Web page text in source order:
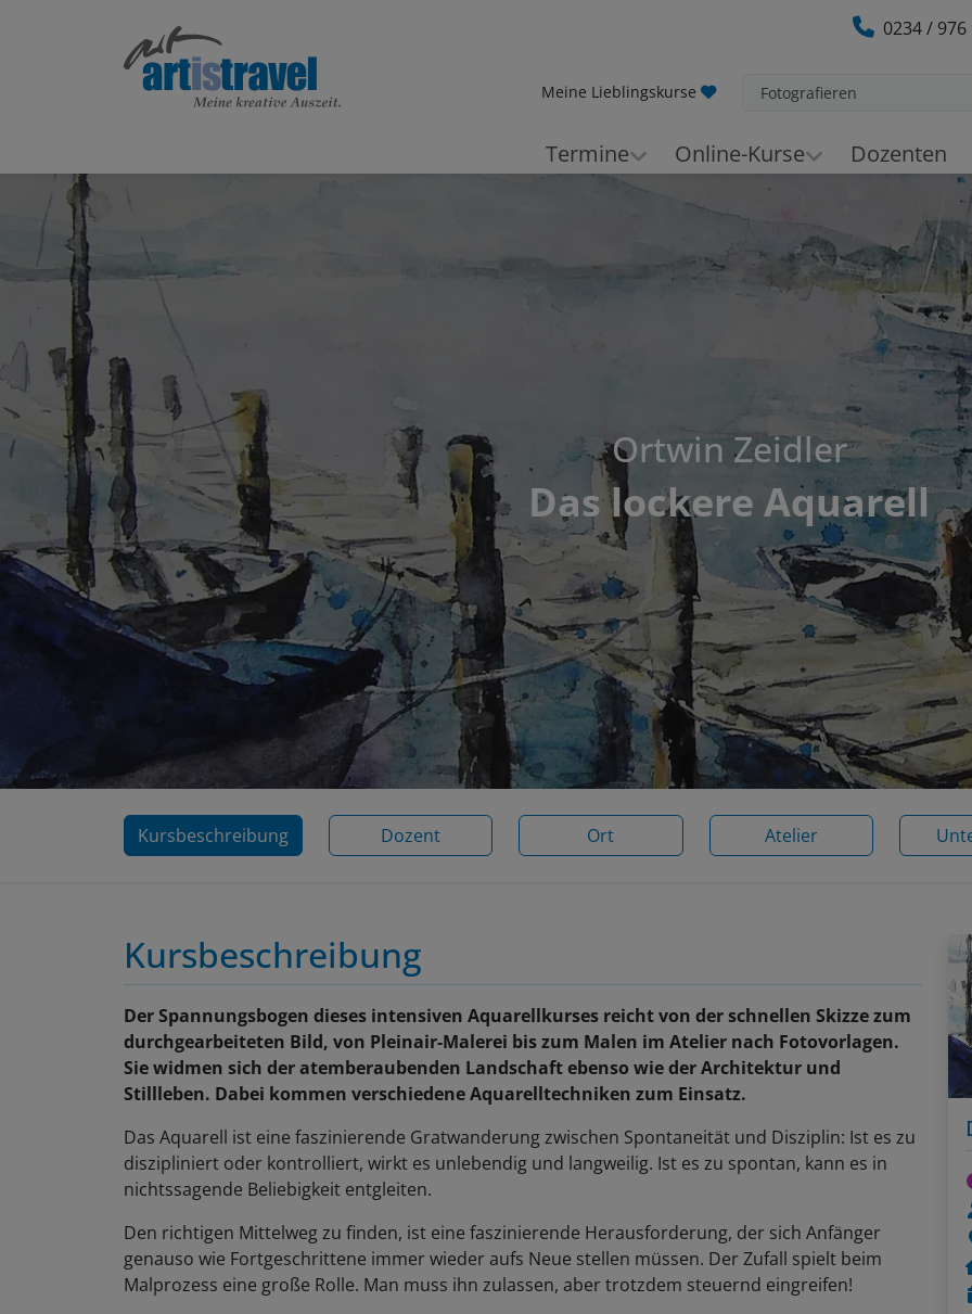
0234 / 976
Meine Lieblingskurse Fotografieren
Termine Online-Kurse Dozenten
Ortwin Zeidler
Das lockere Aquarell
Kursbeschreibung Dozent Ort Atelier
Kursbeschreibung
Der Spannungsbogen dieses intensiven Aquarellkurses reicht von der schnellen Skizze zum
durchgearbeiteten Bild, von Pleinair-Malerei bis zum Malen im Atelier nach Fotovorlagen.
Sie widmen sich der atemberaubenden Landschaft ebenso wie der Architektur und
Stillleben. Dabei kommen verschiedene Aquarelltechniken zum Einsatz.
Das Aquarell ist eine faszinierende Gratwanderung zwischen Spontaneität und Disziplin: Ist es zu
diszipliniert oder kontrolliert, wirkt es unlebendig und langweilig. Ist es zu spontan, kann es in
nichtssagende Beliebigkeit entgleiten.
Den richtigen Mittelweg zu finden, ist eine faszinierende Herausforderung, der sich Anfänger
genauso wie Fortgeschrittene immer wieder aufs Neue stellen müssen. Der Zufall spielt beim
Malprozess eine große Rolle. Man muss ihn zulassen, aber trotzdem steuernd eingreifen!